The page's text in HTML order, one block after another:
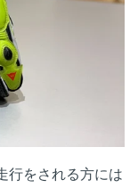
行をされる方には